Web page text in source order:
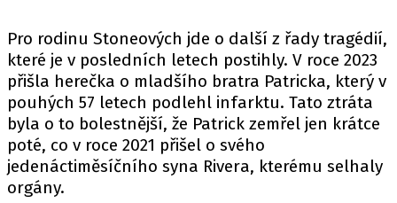
Pro rodinu Stoneových jde o další z řady tragédií,
které je v posledních letech postihly. V roce 2023
přišla herečka o mladšího bratra Patricka, který v
pouhých 57 letech podlehl infarktu. Tato ztráta
byla o to bolestnější, že Patrick zemřel jen krátce
poté, co v roce 2021 přišel o svého
jedenáctiměsíčního syna Riverа, kterému selhaly
orgány.